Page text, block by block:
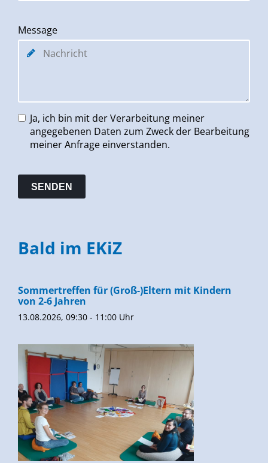
Message
Ja, ich bin mit der Verarbeitung meiner
angegebenen Daten zum Zweck der Bearbeitung
meiner Anfrage einverstanden.
Bald im EKiZ
Sommertreffen für (Groß-)Eltern mit Kindern
von 2-6 Jahren
13.08.2026, 09:30 - 11:00 Uhr